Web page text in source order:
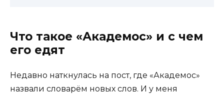
Что такое «Академос» и с чем
его едят
Недавно наткнулась на пост, где «Академос»
назвали словарём новых слов. И у меня